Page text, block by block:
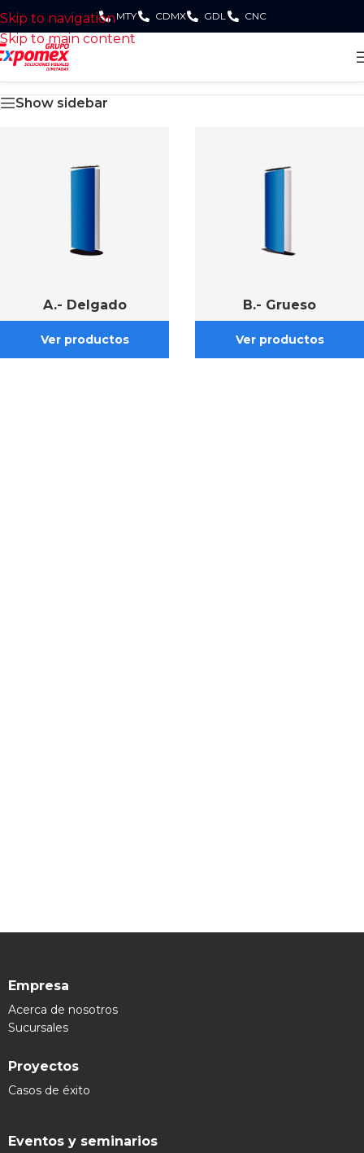
Skip to navigation
Skip to main content
MTY CDMX GDL CNC
Show sidebar
A.- Delgado B.- Grueso
Empresa
Acerca de nosotros
Sucursales
Proyectos
Casos de éxito
Eventos y seminarios